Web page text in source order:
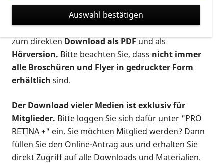
suchen. Die meisten Flyer und Broschüren werden in
verschiedenen Formaten angeboten: zur
postalischen Bestellung als gedruckte Variante
zum direktenDownload als PDFund als
Hörversion. Bitte beachten Sie, dass nicht immer
alle Broschüren und Flyer in gedruckter Form
erhältlich sind.
Der Download vieler Medien ist exklusiv für
Mitglieder. Bitte loggen Sie sich dafür unter "PRO
RETINA +" ein. Sie möchten Mitglied werden? Dann
füllen Sie den Online-Antrag aus und erhalten Sie
direkt Zugriff auf alle Downloads und Materialien.
Auswahl bestätigen